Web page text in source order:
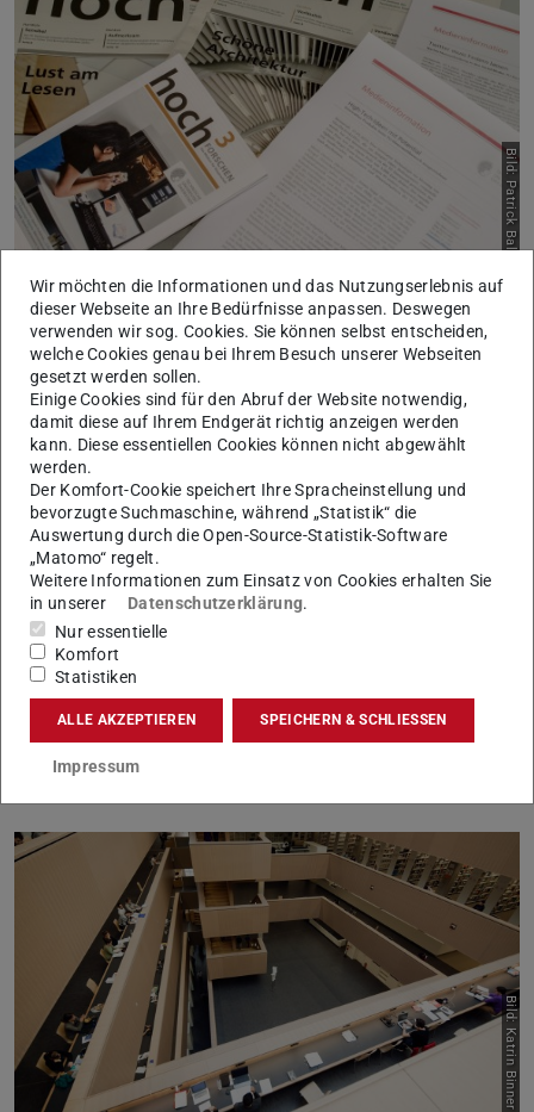
Bild: Patrick Bal
Häufig nachgefragte
Serviceangebote
Drehgenehmigung
Sie möchten für einen redaktionellen Beitrag auf dem Campus der
Bild: Katrin Binner
Wir möchten die Informationen und das Nutzungserlebnis auf
dieser Webseite an Ihre Bedürfnisse anpassen. Deswegen
verwenden wir sog. Cookies. Sie können selbst entscheiden,
welche Cookies genau bei Ihrem Besuch unserer Webseiten
gesetzt werden sollen.
Einige Cookies sind für den Abruf der Website notwendig,
damit diese auf Ihrem Endgerät richtig anzeigen werden
kann. Diese essentiellen Cookies können nicht abgewählt
werden.
Der Komfort-Cookie speichert Ihre Spracheinstellung und
bevorzugte Suchmaschine, während „Statistik“ die
Auswertung durch die Open-Source-Statistik-Software
„Matomo“ regelt.
Weitere Informationen zum Einsatz von Cookies erhalten Sie
in unserer
Datenschutzerklärung.
Nur essentielle
Komfort
Statistiken
ALLE AKZEPTIEREN SPEICHERN & SCHLIESSEN
Impressum